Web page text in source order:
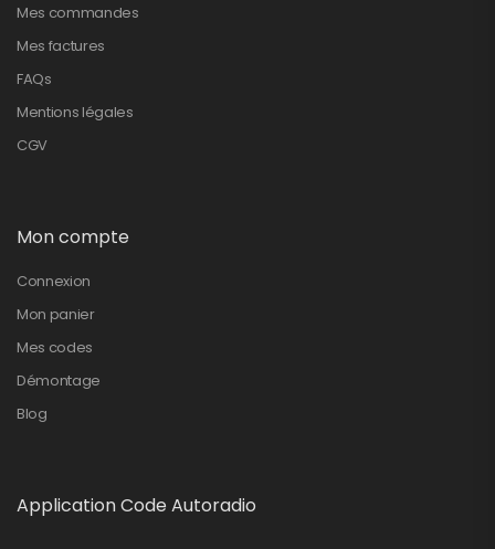
Mes commandes
Mes factures
FAQs
Mentions légales
CGV
Mon compte
Connexion
Mon panier
Mes codes
Démontage
Blog
Application Code Autoradio